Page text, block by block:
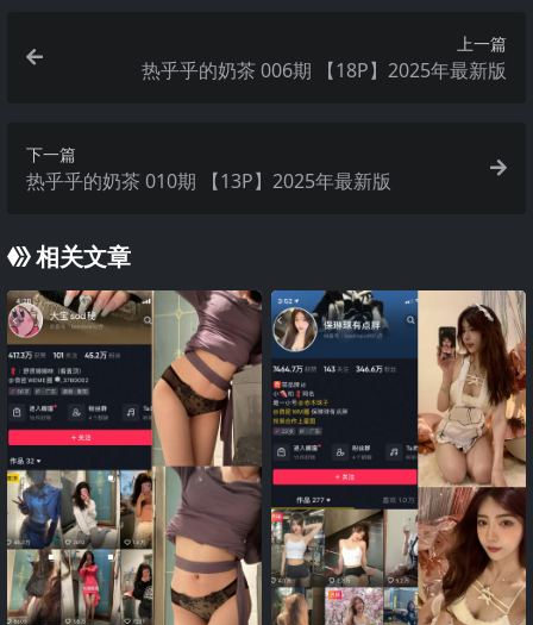
上一篇
热乎乎的奶茶 006期 【18P】2025年最新版
下一篇
热乎乎的奶茶 010期 【13P】2025年最新版
相关文章